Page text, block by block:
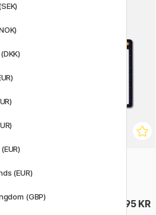
Tabla Go Lysbord A4
1695 KR
(EUR)
(GBP)